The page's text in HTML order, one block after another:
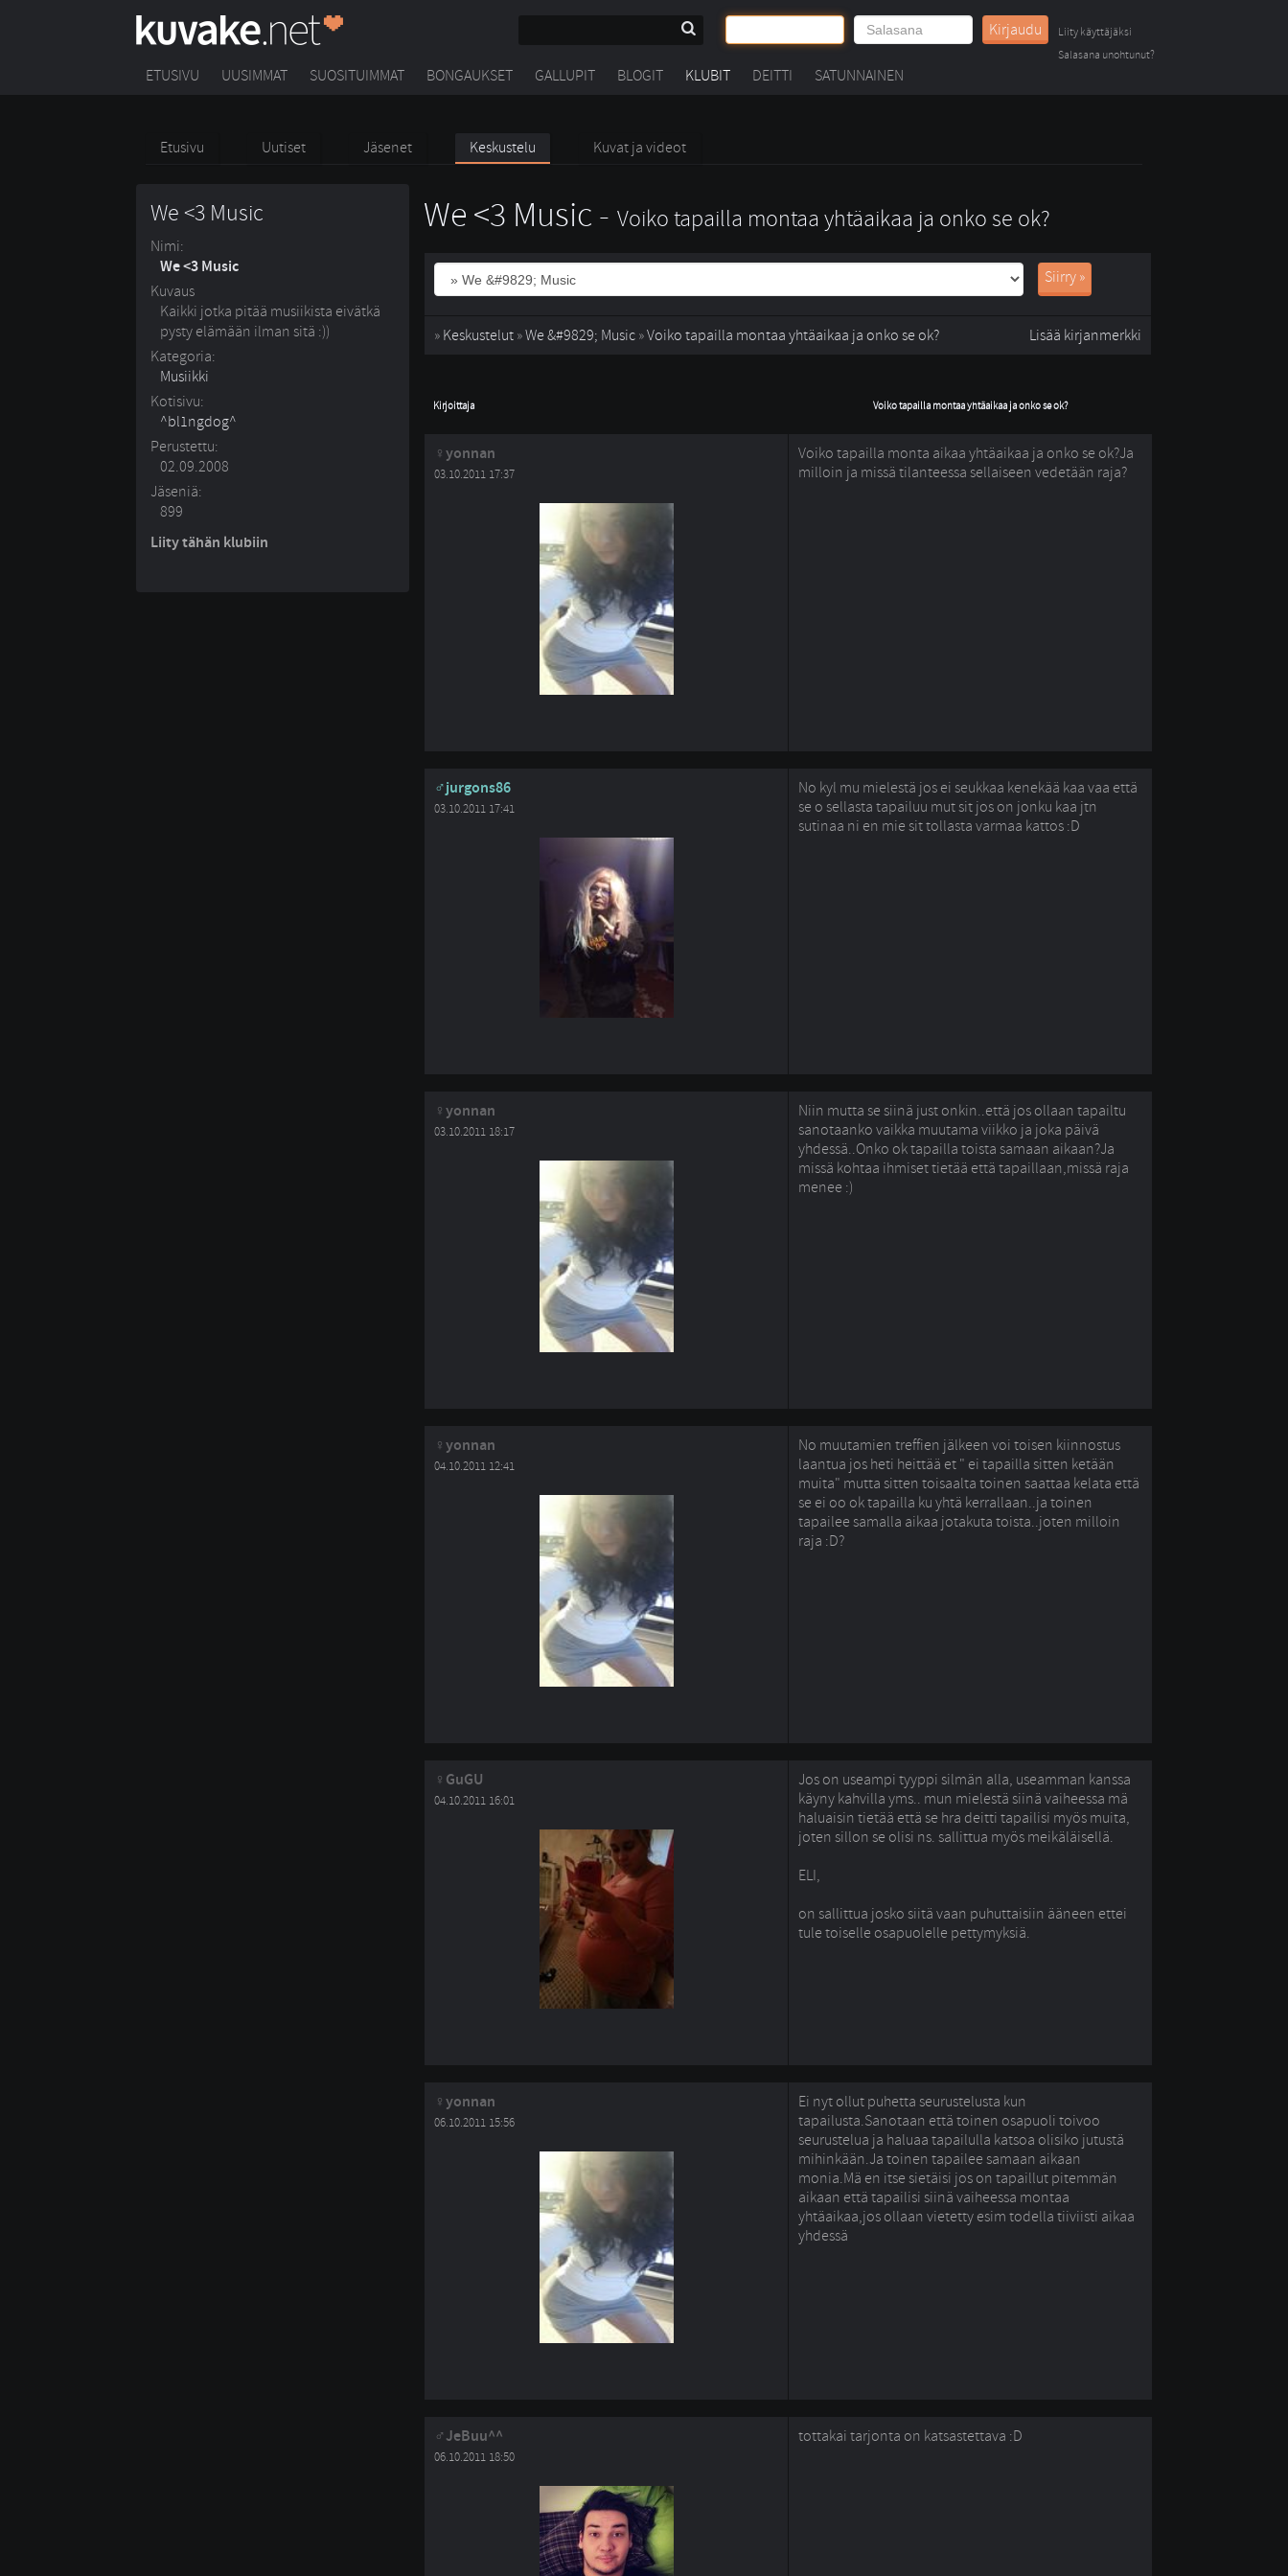
Kirjaudu
Liity käyttäjäksi
Salasana unohtunut?
ETUSIVU UUSIMMAT SUOSITUIMMAT BONGAUKSET GALLUPIT BLOGIT KLUBIT DEITTI SATUNNAINEN
Etusivu Uutiset Jäsenet Keskustelu Kuvat ja videot
We <3 Music
Nimi:
We <3 Music
Kuvaus
Kaikki jotka pitää musiikista eivätkä
pysty elämään ilman sitä :))
Kategoria:
Musiikki
Kotisivu:
^bl1ngdog^
Perustettu:
02.09.2008
Jäseniä:
899
Liity tähän klubiin
We <3 Music - Voiko tapailla montaa yhtäaikaa ja onko se ok?
Siirry »
Lisää kirjanmerkki
» Keskustelut » We &#9829; Music » Voiko tapailla montaa yhtäaikaa ja onko se ok?
Kirjoittaja Voiko tapailla montaa yhtäaikaa ja onko se ok?
yonnan
03.10.2011 17:37
Voiko tapailla monta aikaa yhtäaikaa ja onko se ok?Ja
milloin ja missä tilanteessa sellaiseen vedetään raja?
jurgons86
03.10.2011 17:41
No kyl mu mielestä jos ei seukkaa kenekää kaa vaa että
se o sellasta tapailuu mut sit jos on jonku kaa jtn
sutinaa ni en mie sit tollasta varmaa kattos :D
yonnan
03.10.2011 18:17
Niin mutta se siinä just onkin..että jos ollaan tapailtu
sanotaanko vaikka muutama viikko ja joka päivä
yhdessä..Onko ok tapailla toista samaan aikaan?Ja
missä kohtaa ihmiset tietää että tapaillaan,missä raja
menee :)
yonnan
04.10.2011 12:41
No muutamien treffien jälkeen voi toisen kiinnostus
laantua jos heti heittää et " ei tapailla sitten ketään
muita" mutta sitten toisaalta toinen saattaa kelata että
se ei oo ok tapailla ku yhtä kerrallaan..ja toinen
tapailee samalla aikaa jotakuta toista..joten milloin
raja :D?
GuGU
04.10.2011 16:01
Jos on useampi tyyppi silmän alla, useamman kanssa
käyny kahvilla yms.. mun mielestä siinä vaiheessa mä
haluaisin tietää että se hra deitti tapailisi myös muita,
joten sillon se olisi ns. sallittua myös meikäläisellä.
ELI,
on sallittua josko siitä vaan puhuttaisiin ääneen ettei
tule toiselle osapuolelle pettymyksiä.
yonnan
06.10.2011 15:56
Ei nyt ollut puhetta seurustelusta kun
tapailusta.Sanotaan että toinen osapuoli toivoo
seurustelua ja haluaa tapailulla katsoa olisiko jutustä
mihinkään.Ja toinen tapailee samaan aikaan
monia.Mä en itse sietäisi jos on tapaillut pitemmän
aikaan että tapailisi siinä vaiheessa montaa
yhtäaikaa,jos ollaan vietetty esim todella tiiviisti aikaa
yhdessä
JeBuu^^
06.10.2011 18:50
tottakai tarjonta on katsastettava :D